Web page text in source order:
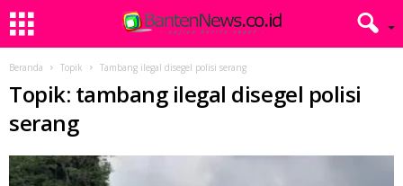
Beranda Topik Tambang ilegal disegel polisi serang
Topik: tambang ilegal disegel polisi
serang